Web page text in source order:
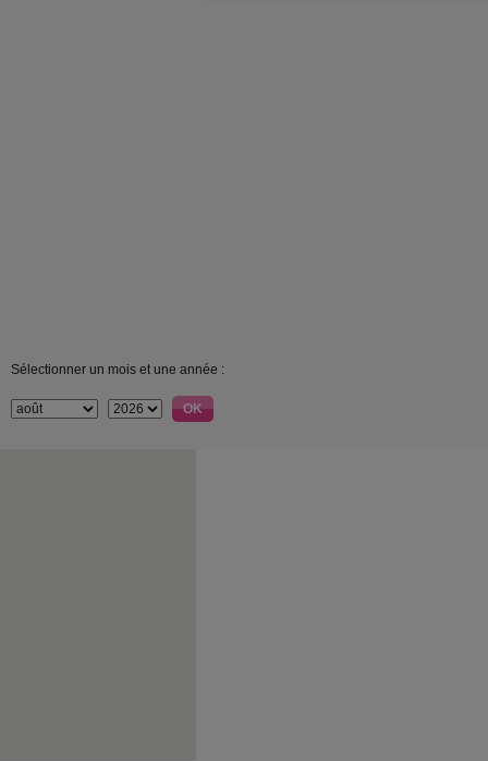
Sélectionner un mois et une année :